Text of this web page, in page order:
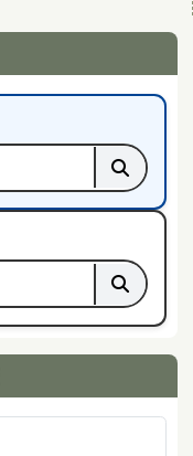
執行本
執行舊